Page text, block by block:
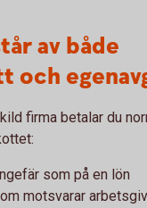
av både
och
firma betalar du
som på en lön
motsvarar